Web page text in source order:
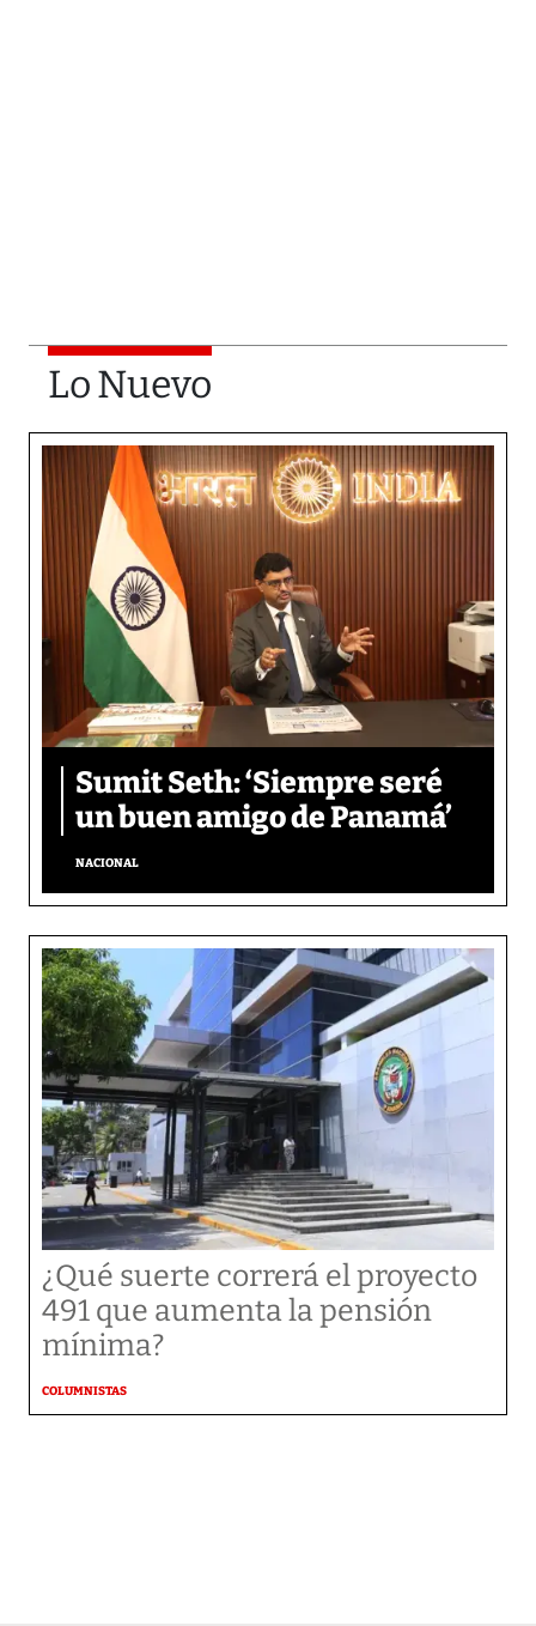
Lo Nuevo
Sumit Seth: ‘Siempre seré
un buen amigo de Panamá’
NACIONAL
¿Qué suerte correrá el proyecto
491 que aumenta la pensión
mínima?
COLUMNISTAS